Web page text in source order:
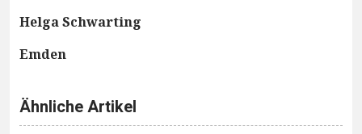
Helga Schwarting
Emden
Ähnliche Artikel